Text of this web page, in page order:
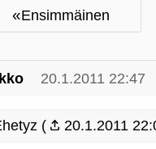
«Ensimmäinen
20.1.2011 22:47
(
20.1.2011